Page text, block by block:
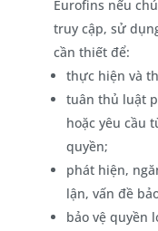
Eurofins nếu
truy cập, sử
cần thiết để:
thực hiện và
tuân thủ luật
hoặc yêu cầu
quyền;
phát hiện,
lận, vấn đề
bảo vệ quyền